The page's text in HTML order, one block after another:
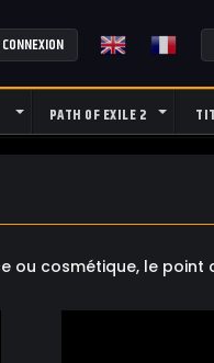
CONNEXION
PATH OF EXILE 2
cosmétique, le